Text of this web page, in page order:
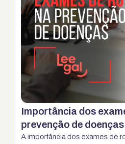
Importância dos
prevenção de doenças
A importância dos exames de